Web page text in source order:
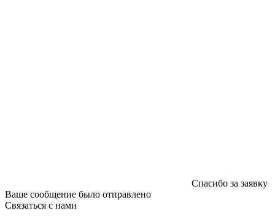
Спасибо за заявку
Ваше сообщение было отправлено
Связаться с нами